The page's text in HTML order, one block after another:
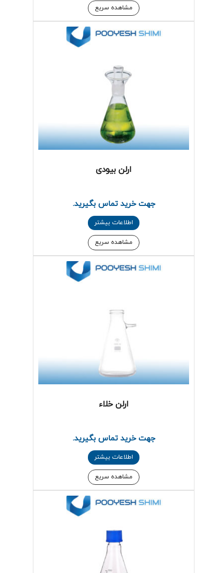
مشاهده سریع
ارلن بیودی
جهت خرید تماس بگیرید.
اطلاعات بیشتر
مشاهده سریع
ارلن خلاء
جهت خرید تماس بگیرید.
اطلاعات بیشتر
مشاهده سریع